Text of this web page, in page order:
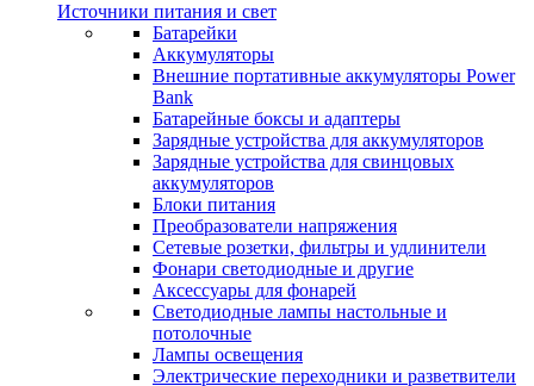
Источники питания и свет
Батарейки
Аккумуляторы
Внешние портативные аккумуляторы Power
Bank
Батарейные боксы и адаптеры
Зарядные устройства для аккумуляторов
Зарядные устройства для свинцовых
аккумуляторов
Блоки питания
Преобразователи напряжения
Сетевые розетки, фильтры и удлинители
Фонари светодиодные и другие
Аксессуары для фонарей
Светодиодные лампы настольные и
потолочные
Лампы освещения
Электрические переходники и разветвители